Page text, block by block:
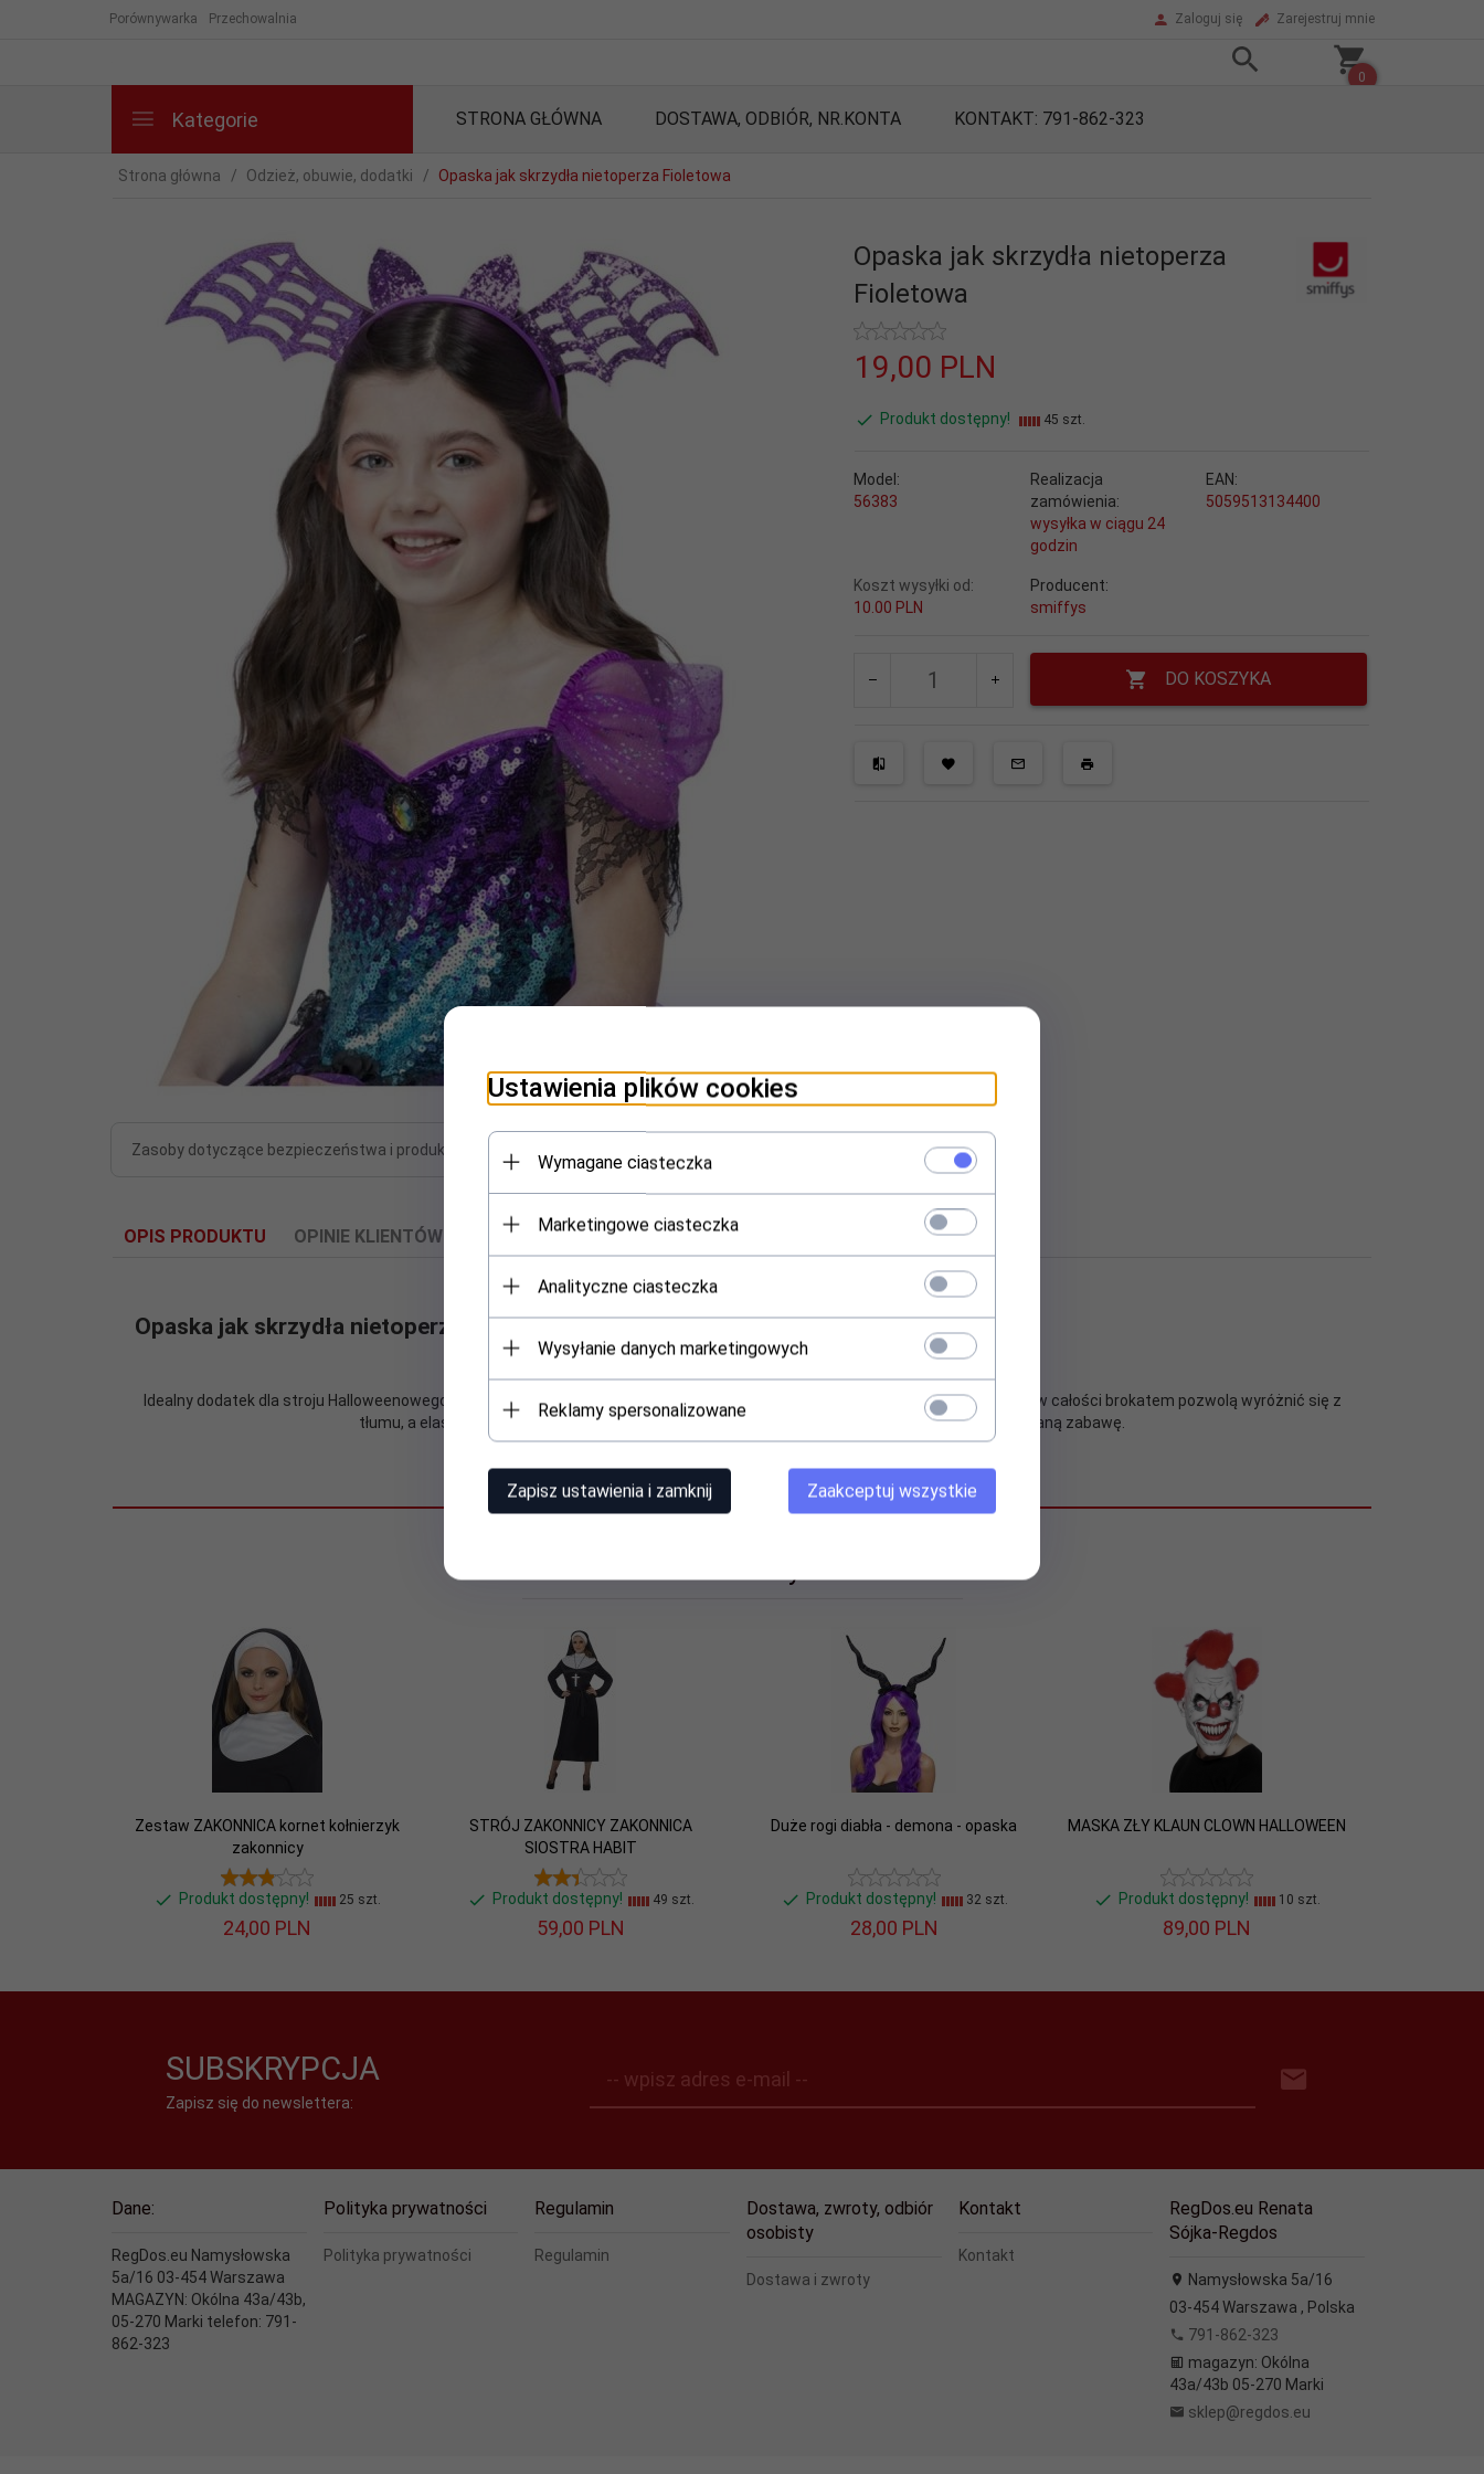
Porównywarka Przechowalnia Zaloguj się Zarejestruj mnie
0
Kategorie STRONA GŁÓWNA DOSTAWA, ODBIÓR, NR.KONTA KONTAKT: 791-862-323
Strona główna Odzież, obuwie, dodatki Opaska jak skrzydła nietoperza Fioletowa
Zasoby dotyczące bezpieczeństwa i produktów
Opaska jak skrzydła nietoperza
Fioletowa
19,00 PLN
Produkt dostępny! 45 szt.
Model:
56383
Realizacja
zamówienia:
wysyłka w ciągu 24
godzin
EAN:
5059513134400
Koszt wysyłki od:
10.00 PLN
Producent:
smiffys
DO KOSZYKA
OPIS PRODUKTU OPINIE KLIENTÓW
Opaska jak skrzydła nietoperza fioletowa.
Idealny dodatek dla stroju Halloweenowego każdej dziewczynki. Ażurowe skrzydełka nietoperza w kolorze fioletowym, pokryte w całości brokatem pozwolą wyróżnić się z
tłumu, a elastyczna opaska zapewni komfort noszenia. Obowiązkowy gadżet na każdą przebieraną zabawę.
Zestaw ZAKONNICA kornet kołnierzyk
zakonnicy
Produkt dostępny! 25 szt.
24,00 PLN
STRÓJ ZAKONNICY ZAKONNICA
SIOSTRA HABIT
Produkt dostępny! 49 szt.
59,00 PLN
Duże rogi diabła - demona - opaska
Produkt dostępny! 32 szt.
28,00 PLN
MASKA ZŁY KLAUN CLOWN HALLOWEEN
Produkt dostępny! 10 szt.
89,00 PLN
SUBSKRYPCJA
Zapisz się do newslettera:
-- wpisz adres e-mail --
Dane:
RegDos.eu Namysłowska
5a/16 03-454 Warszawa
MAGAZYN: Okólna 43a/43b,
05-270 Marki telefon: 791-
862-323
Polityka prywatności
Polityka prywatności
Regulamin
Regulamin
Dostawa, zwroty, odbiór
osobisty
Dostawa i zwroty
Kontakt
Kontakt
RegDos.eu Renata
Sójka-Regdos
Namysłowska 5a/16
03-454 Warszawa , Polska
791-862-323
magazyn: Okólna
43a/43b 05-270 Marki
sklep@regdos.eu
Ustawienia plików cookies
Wymagane ciasteczka
Marketingowe ciasteczka
Analityczne ciasteczka
Wysyłanie danych marketingowych
Reklamy spersonalizowane
Zapisz ustawienia i zamknij Zaakceptuj wszystkie